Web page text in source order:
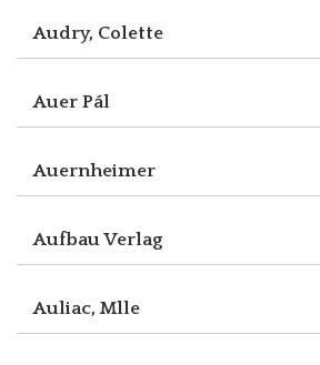
Audry, Colette
Auer Pál
Auernheimer
Aufbau Verlag
Auliac, Mlle